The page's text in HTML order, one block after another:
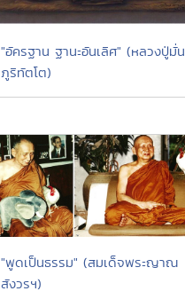
"อัครฐาน ฐานะอันเลิศ" (หลวงปู่มั่น
ภูริทัตโต)
"พูดเป็นธรรม" (สมเด็จพระญาณ
สังวรฯ)